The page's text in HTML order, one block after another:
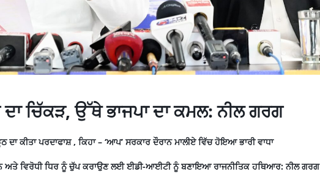
ਚਿੱਕੜ, ਉੱਥੇ ਭਾਜਪਾ ਦਾ ਕਮਲ: ਨੀਲ ਗਰਗ
ਕੀਤਾ ਪਰਦਾਫਾਸ਼ , ਕਿਹਾ – ‘ਆਪ’ ਸਰਕਾਰ ਦੌਰਾਨ ਮਾਲੀਏ ਵਿੱਚ ਹੋਇਆ ਭਾਰੀ ਵਾਧਾ
ਅਤੇ ਵਿਰੋਧੀ ਧਿਰ ਨੂੰ ਚੁੱਪ ਕਰਾਉਣ ਲਈ ਈਡੀ-ਆਈਟੀ ਨੂੰ ਬਣਾਇਆ ਰਾਜਨੀਤਿਕ ਹਥਿਆਰ: ਨੀਲ ਗਰਗ